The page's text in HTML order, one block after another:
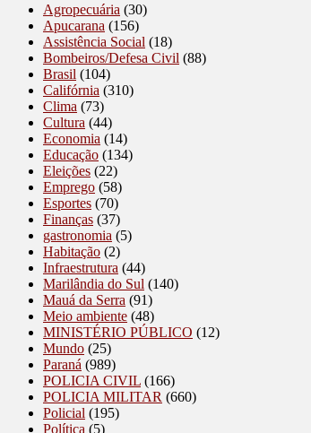
Agropecuária (30)
Apucarana (156)
Assistência Social (18)
Bombeiros/Defesa Civil (88)
Brasil (104)
Califórnia (310)
Clima (73)
Cultura (44)
Economia (14)
Educação (134)
Eleições (22)
Emprego (58)
Esportes (70)
Finanças (37)
gastronomia (5)
Habitação (2)
Infraestrutura (44)
Marilândia do Sul (140)
Mauá da Serra (91)
Meio ambiente (48)
MINISTÉRIO PÚBLICO (12)
Mundo (25)
Paraná (989)
POLICIA CIVIL (166)
POLICIA MILITAR (660)
Policial (195)
Política (5)